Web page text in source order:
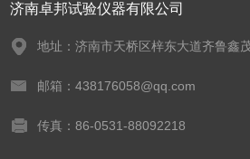
济南卓邦试验仪器有限公司
地址：济南市天桥区梓东大道齐鲁鑫
邮箱：438176058@qq.com
传真：86-0531-88092218